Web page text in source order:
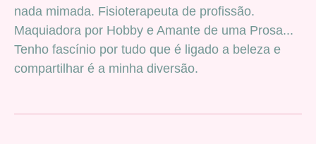
nada mimada. Fisioterapeuta de profissão.
Maquiadora por Hobby e Amante de uma Prosa...
Tenho fascínio por tudo que é ligado a beleza e
compartilhar é a minha diversão.